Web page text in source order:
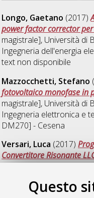
Questo
Longo, Gaetano (2017)
power factor corrector
magistrale], Università di
Ingegneria dell'energia
text non disponibile
Mazzocchetti, Stefano
fotovoltaico monofase in
magistrale], Università di
Ingegneria elettronica e
DM270] - Cesena
Versari, Luca (2017)
Convertitore Risonante
per il Trasferimento
Ingegneria elettronica e